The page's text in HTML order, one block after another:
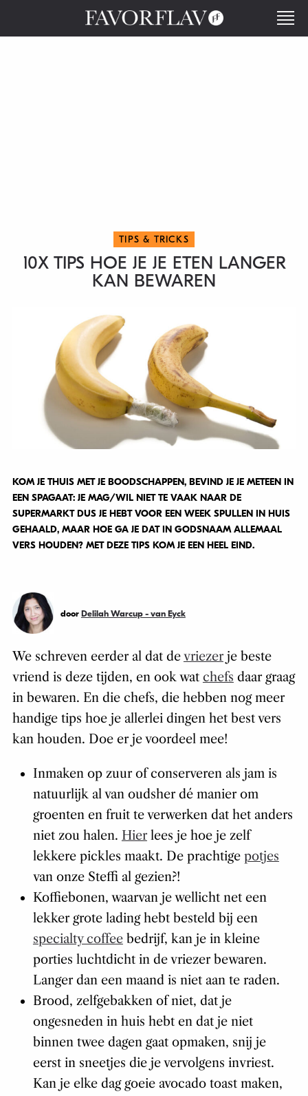
TIPS & TRICKS
10X TIPS HOE JE JE ETEN LANGER
KAN BEWAREN
KOM JE THUIS MET JE BOODSCHAPPEN, BEVIND JE JE METEEN IN
EEN SPAGAAT: JE MAG/WIL NIET TE VAAK NAAR DE
SUPERMARKT DUS JE HEBT VOOR EEN WEEK SPULLEN IN HUIS
GEHAALD, MAAR HOE GA JE DAT IN GODSNAAM ALLEMAAL
VERS HOUDEN? MET DEZE TIPS KOM JE EEN HEEL EIND.
door Delilah Warcup - van Eyck
We schreven eerder al dat devriezerje beste
vriend is deze tijden, en ook wat chefs daar graag
in bewaren. En die chefs, die hebben nog meer
handige tips hoe je allerlei dingen het best vers
kan houden. Doe er je voordeel mee!
Inmaken op zuur of conserveren als jam is
natuurlijk al van oudsher dé manier om
groenten en fruit te verwerken dat het anders
niet zou halen. Hierlees je hoe je zelf
lekkere pickles maakt. De prachtige potjes
van onze Steffi al gezien?!
Koffiebonen, waarvan je wellicht net een
lekker grote lading hebt besteld bij een
specialty coffeebedrijf, kan je in kleine
porties luchtdicht in de vriezer bewaren.
Langer dan een maand is niet aan te raden.
Brood, zelfgebakken of niet, dat je
ongesneden in huis hebt en dat je niet
binnen twee dagen gaat opmaken, snij je
eerst in sneetjes die je vervolgens invriest.
Kan je elke dag goeie avocado toast maken,